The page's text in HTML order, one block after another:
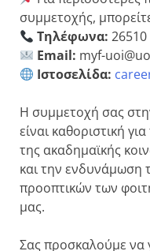
συμμετοχής,
Τηλέφωνα:
Email: myf-
Ιστοσελίδα:
Η συμμετοχή σας
είναι καθοριστική
της ακαδημαϊκής
και την ενδυνάμωση
προοπτικών των
μας.
Σας προσκαλούμε να